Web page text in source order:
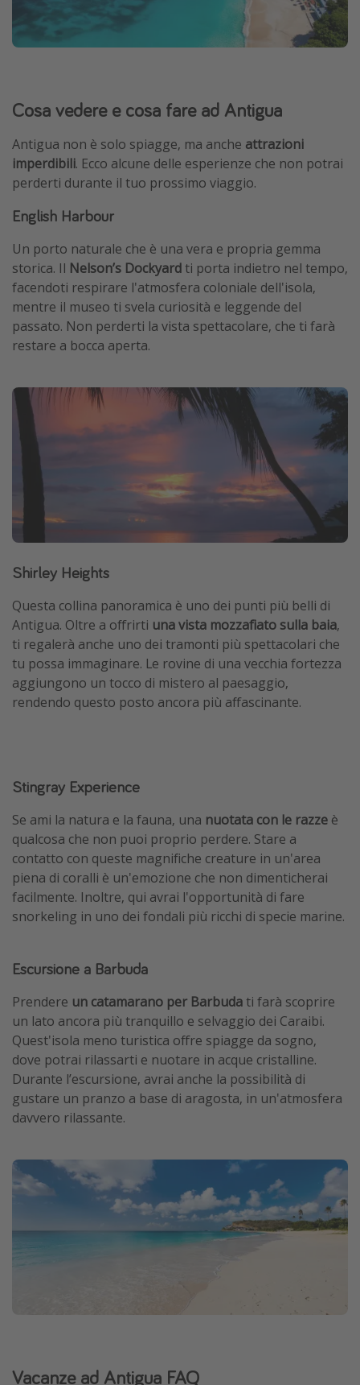
Cosa vedere e cosa fare ad Antigua
Antigua non è solo spiagge, ma anche attrazioni
imperdibili. Ecco alcune delle esperienze che non potrai
perderti durante il tuo prossimo viaggio.
English Harbour
Un porto naturale che è una vera e propria gemma
storica. Il Nelson’s Dockyard ti porta indietro nel tempo,
facendoti respirare l'atmosfera coloniale dell'isola,
mentre il museo ti svela curiosità e leggende del
passato. Non perderti la vista spettacolare, che ti farà
restare a bocca aperta.
Shirley Heights
Questa collina panoramica è uno dei punti più belli di
Antigua. Oltre a offrirti una vista mozzafiato sulla baia,
ti regalerà anche uno dei tramonti più spettacolari che
tu possa immaginare. Le rovine di una vecchia fortezza
aggiungono un tocco di mistero al paesaggio,
rendendo questo posto ancora più affascinante.
Stingray Experience
Se ami la natura e la fauna, una nuotata con le razze è
qualcosa che non puoi proprio perdere. Stare a
contatto con queste magnifiche creature in un'area
piena di coralli è un'emozione che non dimenticherai
facilmente. Inoltre, qui avrai l'opportunità di fare
snorkeling in uno dei fondali più ricchi di specie marine.
Escursione a Barbuda
Prendere un catamarano per Barbuda ti farà scoprire
un lato ancora più tranquillo e selvaggio dei Caraibi.
Quest'isola meno turistica offre spiagge da sogno,
dove potrai rilassarti e nuotare in acque cristalline.
Durante l’escursione, avrai anche la possibilità di
gustare un pranzo a base di aragosta, in un'atmosfera
davvero rilassante.
Vacanze ad Antigua FAQ